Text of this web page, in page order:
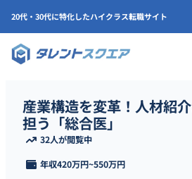
20代・30代に特化したハイクラス転職サイト
産業構造を変革！人材紹
担う「総合医」
32人が閲覧中
年収420万円~550万円